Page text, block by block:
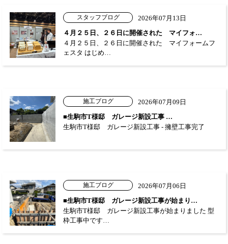
スタッフブログ
2026年07月13日
４月２５日、２６日に開催された マイフォ…
４月２５日、２６日に開催された マイフォームフ
ェスタ はじめ…
施工ブログ
2026年07月09日
■生駒市T様邸 ガレージ新設工事 …
生駒市T様邸 ガレージ新設工事 - 擁壁工事完了
施工ブログ
2026年07月06日
■生駒市T様邸 ガレージ新設工事が始まり…
生駒市T様邸 ガレージ新設工事が始まりました 型
枠工事中です…